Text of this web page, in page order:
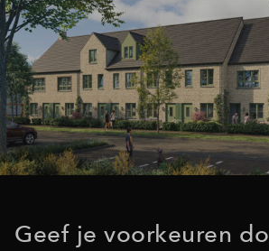
Geef je voorkeuren